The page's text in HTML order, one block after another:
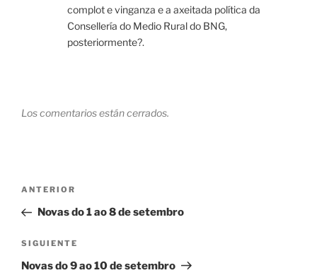
complot e vinganza e a axeitada política da
Consellería do Medio Rural do BNG,
posteriormente?.
Los comentarios están cerrados.
Navegación
entradas
Entrada
anterior:
ANTERIOR
Novas do 1 ao 8 de setembro
Siguiente
entrada
SIGUIENTE
Novas do 9 ao 10 de setembro